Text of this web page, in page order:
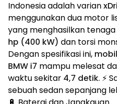
Indonesia adalah varian
menggunakan dua motor
yang menghasilkan
hp (400 kW) dan torsi
Dengan spesifikasi ini,
BMW i7 mampu melesat
waktu sekitar 4,7 detik. ⚡
sebuah sedan sepanjang